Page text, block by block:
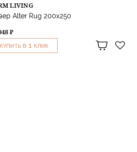
LIVING
Alter Rug 200x250
₽
КУПИТЬ В 1 КЛИК